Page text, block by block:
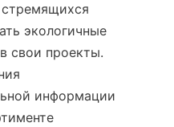
экологичные
свои проекты.
информации